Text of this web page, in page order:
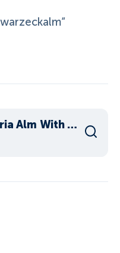
Large Apartment in Maria Alm With Terrace